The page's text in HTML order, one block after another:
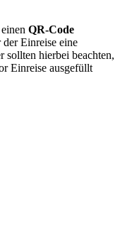
QR-Code
Einreise eine
sollten hierbei beachten,
Einreise ausgefüllt